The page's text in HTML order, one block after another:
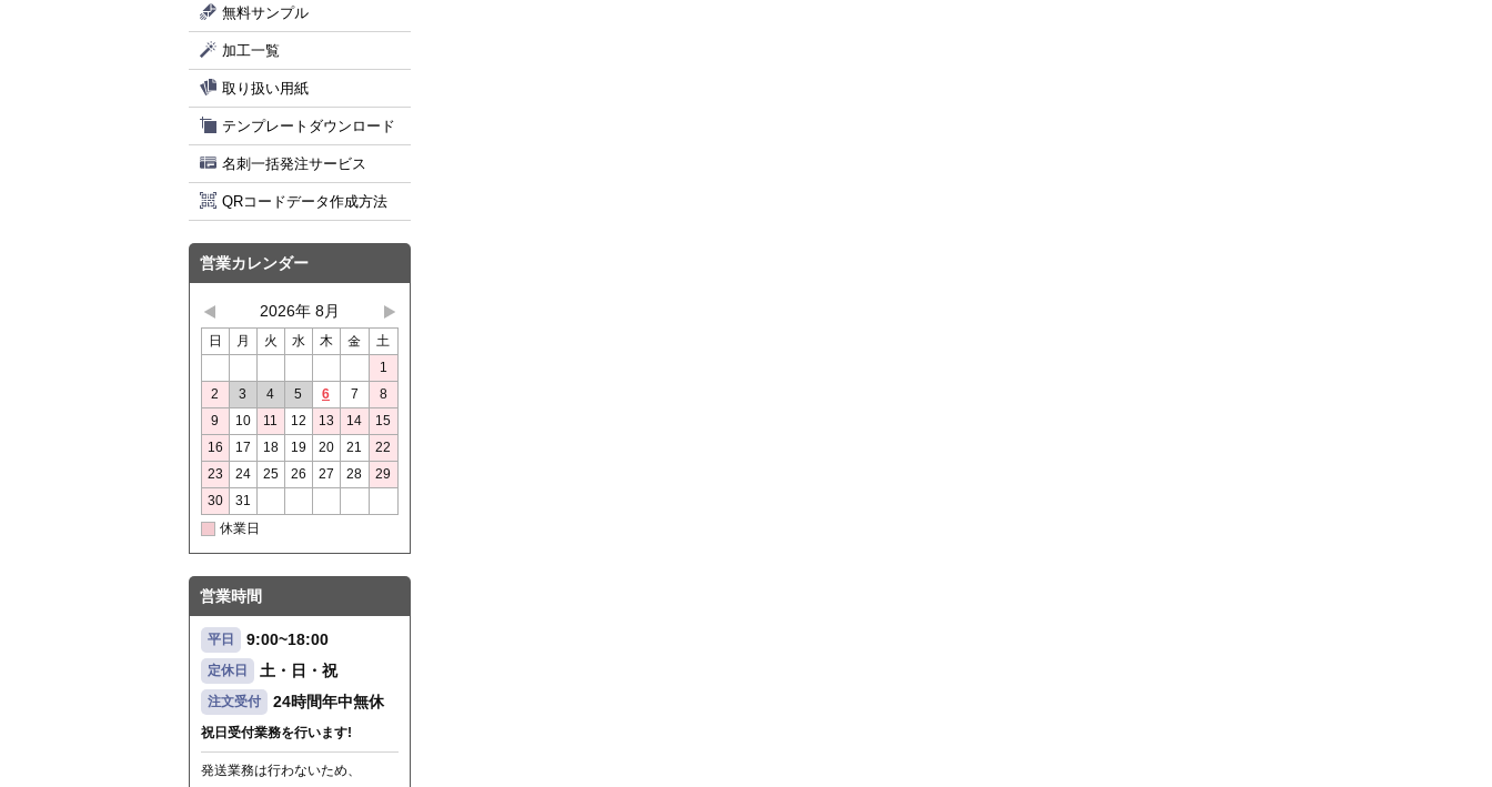
無料サンプル
加工一覧
取り扱い用紙
テンプレートダウンロード
名刺一括発注サービス
QRコードデータ作成方法
営業カレンダー
2026年 8月
日 月 火 水 木 金
土
1
2
3 4 5 6 7
8
9
10 11 12 13 14
15
16
17 18 19 20 21
22
23
24 25 26 27 28
29
30
31
休業日
営業時間
平日 9:00~18:00
定休日 土・日・祝
注文受付 24時間年中無休
祝日受付業務を行います!
発送業務は行わないため、